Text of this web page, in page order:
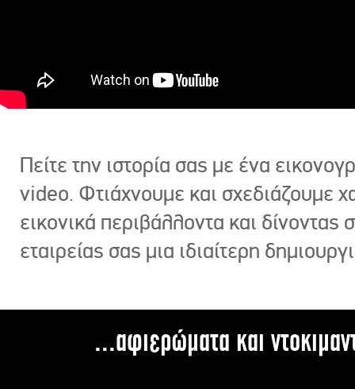
Πείτε την ιστορία σας με ένα
video. Φτιάχνουμε και σχεδιάζουμε
εικονικά περιβάλλοντα και δίνοντας
εταιρείας σας μια ιδιαίτερη
...αφιερώματα και